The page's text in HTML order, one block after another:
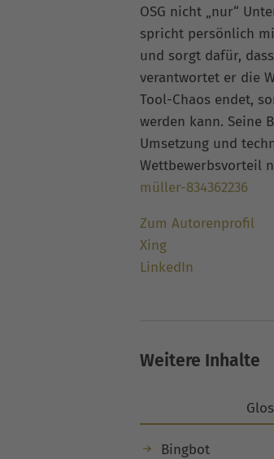
OSG nicht „nur“
spricht persönlich
und sorgt dafür,
verantwortet er die
Tool-Chaos endet,
werden kann. Seine
Umsetzung und
Wettbewerbsvorteil
müller-834362236
Zum Autorenprofil
Xing
LinkedIn
Weitere Inhalte
Bingbot